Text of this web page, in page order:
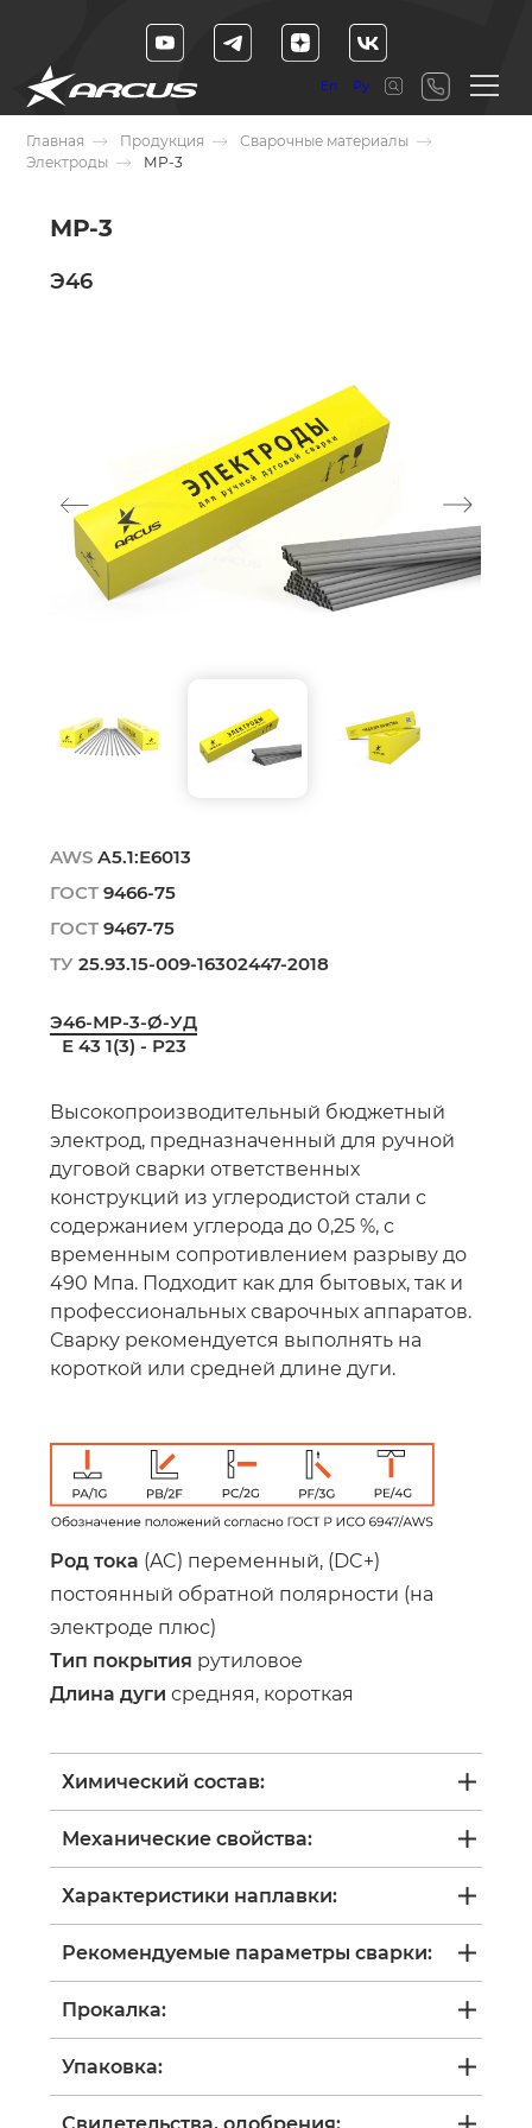
En Ру
Главная Продукция
Сварочные материалы
Электроды
МР-3
МР-3
Э46
AWSА5.1:Е6013
ГОСТ 9466-75
ГОСТ 9467-75
ТУ 25.93.15-009-16302447-2018
Э46-МР-3-Ø-УД
Е 43 1(3) - Р23
Высокопроизводительный бюджетный
электрод, предназначенный для ручной
дуговой сварки ответственных
конструкций из углеродистой стали с
содержанием углерода до 0,25 %, с
временным сопротивлением разрыву до
490 Мпа. Подходит как для бытовых, так и
профессиональных сварочных аппаратов.
Сварку рекомендуется выполнять на
короткой или средней длине дуги.
Род тока (AC) переменный, (DC+)
постоянный обратной полярности (на
электроде плюс)
Тип покрытия рутиловое
Длина дуги средняя, короткая
Химический состав:
Механические свойства:
Характеристики наплавки:
Рекомендуемые параметры сварки:
Прокалка:
Упаковка: